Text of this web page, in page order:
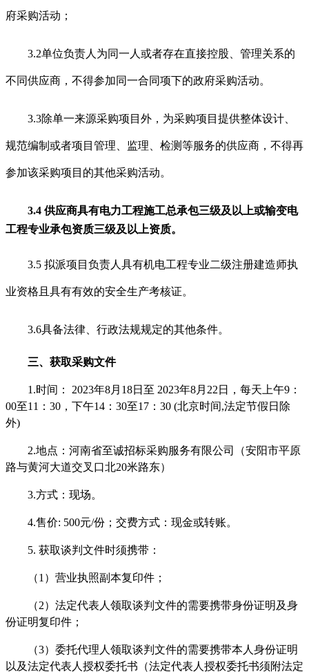
府采购活动；
3.2单位负责人为同一人或者存在直接控股、管理关系的
不同供应商，不得参加同一合同项下的政府采购活动。
3.3除单一来源采购项目外，为采购项目提供整体设计、
规范编制或者项目管理、监理、检测等服务的供应商，不得再
参加该采购项目的其他采购活动。
3.4 供应商具有电力工程施工总承包三级及以上或输变电
工程专业承包资质三级及 以上资质。
3.5 拟派项目负责人具有机电工程专业二级注册建造师执
业资格且具有有效的安全生产考核证。
3.6具备法律、行政法规规定的其他条件。
三、获取采购文件
1.时间： 2023年8月 18日至 2023年8月 22 日，每天上午9：
00至11：30，下午14：30至17：30 (北京时间,法定节假日除
外)
2.地点：河南省至诚招标采购服务有限公司（安阳市平原
路与黄河大道交叉口北20米路东）
3.方式：现场。
4.售价: 500元/份；交费方式：现金或转账。
5. 获取谈判文件时须携带：
（1）营业执照副本复印件；
（2）法定代表人领取谈判文件的需要携带身份证明及身
份证明复印件；
（3）委托代理人领取谈判文件的需要携带本人身份证明
以及法定代表人授权委托书（法定代表人授权委托书须附法定